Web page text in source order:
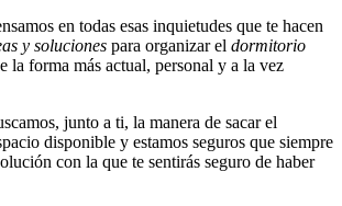
en todas esas inquietudes que te hacen
y soluciones para organizar el dormitorio
la forma más actual, personal y a la vez
junto a ti, la manera de sacar el
disponible y estamos seguros que siempre
con la que te sentirás seguro de haber